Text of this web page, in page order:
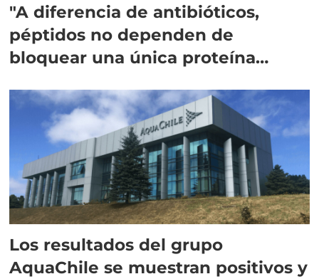
"A diferencia de antibióticos,
péptidos no dependen de
bloquear una única proteína
Los resultados del grupo
AquaChile se muestran positivos y